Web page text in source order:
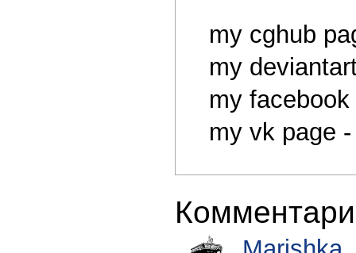
my cghub
my
my
my vk page